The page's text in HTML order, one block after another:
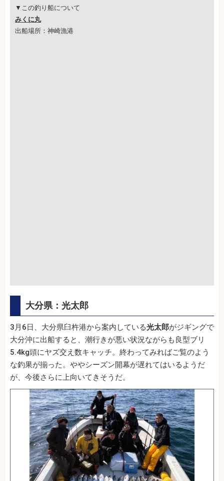
▼この釣り船について
みくに丸
出船場所：神崎漁港
大分県：光太郎
3月6日、大分県臼杵港から案内している光太郎がジギングで
大分沖に出船すると、潮行きが悪い状況ながらも良型ブリ
5.4kg頭にヤズ交え数キャッチ。終わってみればご覧のよう
な釣果が揃った。ややシーズン開幕が遅れてはいるようだ
が、今後さらに上向いてきそうだ。